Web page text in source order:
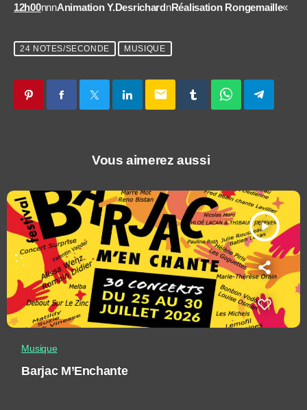
12h00nnnAnimation Y.DesrichardnRéalisation Rongemaille«
24 NOTES/SECONDE MUSIQUE
email
Vous aimerez aussi
play_arrow
Musique
Barjac M’Enchante